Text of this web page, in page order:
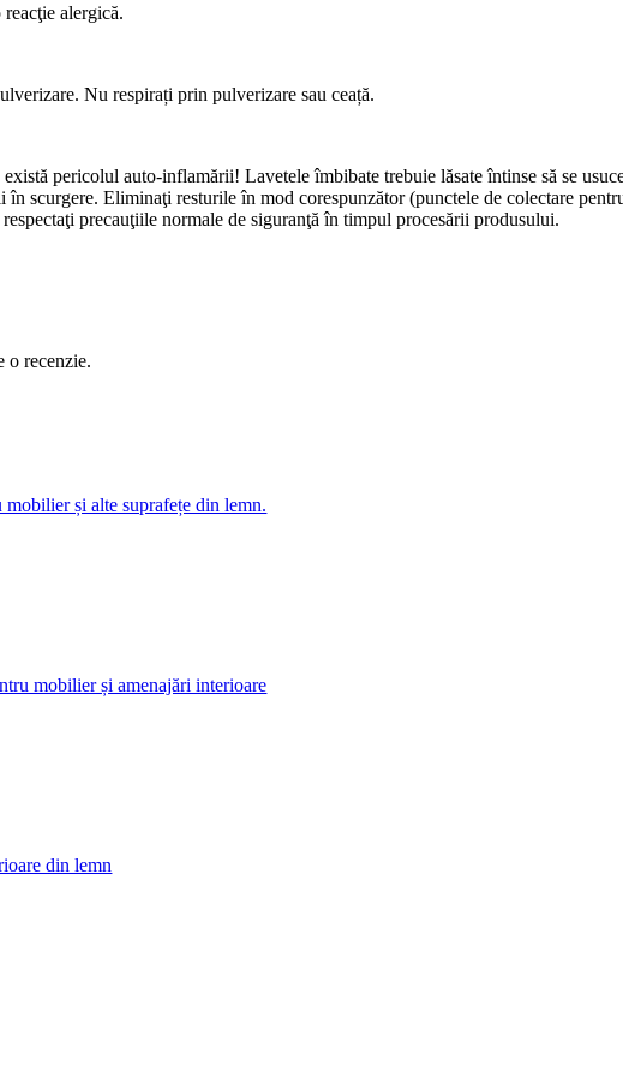
alergică.
Nu respirați prin pulverizare sau ceață.
pericolul auto-inflamării! Lavetele îmbibate trebuie lăsate întinse să se
scurgere. Eliminaţi resturile în mod corespunzător (punctele de colectare
precauţiile normale de siguranţă în timpul procesării produsului.
o recenzie.
și alte suprafețe din lemn.
mobilier și amenajări interioare
din lemn